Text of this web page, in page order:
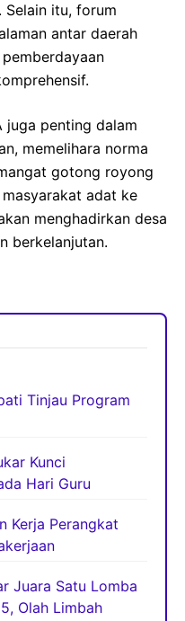
itu, forum
antar daerah
juga penting dalam
memelihara norma
gotong royong
adat ke
menghadirkan desa
berkelanjutan.
Tinjau Program
Kunci
Hari Guru
Kerja Perangkat
Juara Satu Lomba
Olah Limbah